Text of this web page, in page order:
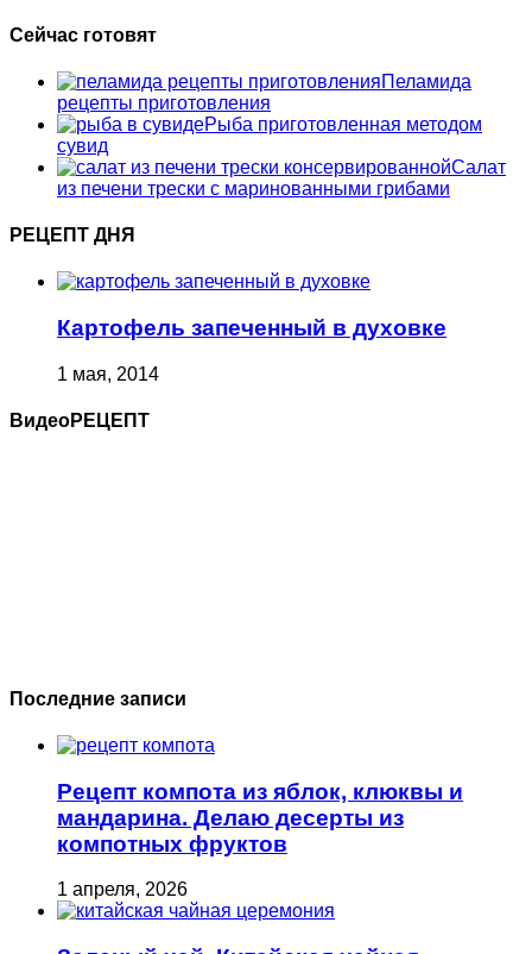
Сейчас готовят
Пеламида
рецепты приготовления
Рыба приготовленная методом
сувид
Салат
из печени трески с маринованными грибами
РЕЦЕПТ ДНЯ
Картофель запеченный в духовке
1 мая, 2014
ВидеоРЕЦЕПТ
Последние записи
Рецепт компота из яблок, клюквы и
мандарина. Делаю десерты из
компотных фруктов
1 апреля, 2026